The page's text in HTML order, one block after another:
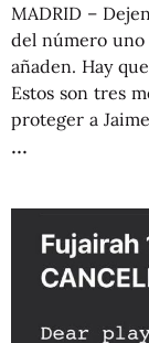
MADRID –
del número uno
añaden. Hay
Estos son tres
proteger a